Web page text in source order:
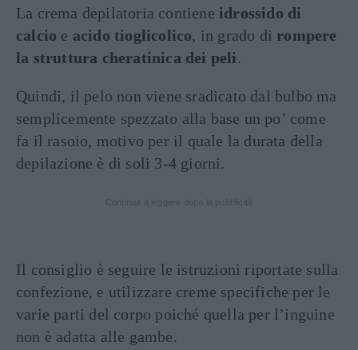
La crema depilatoria contiene idrossido di
calcio e acido tioglicolico, in grado di rompere
la struttura cheratinica dei peli.
Quindi, il pelo non viene sradicato dal bulbo ma
semplicemente spezzato alla base un po’ come
fa il rasoio, motivo per il quale la durata della
depilazione è di soli 3-4 giorni.
Il consiglio è seguire le istruzioni riportate sulla
confezione, e utilizzare creme specifiche per le
varie parti del corpo poiché quella per l’inguine
non è adatta alle gambe.